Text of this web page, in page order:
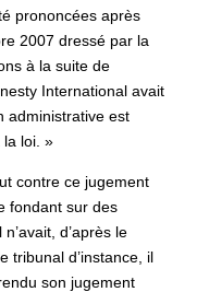
prononcées après
2007 dressé par la
à la suite de
International avait
administrative est
la loi. »
contre ce jugement
fondant sur des
d’après le
tribunal d’instance, il
son jugement